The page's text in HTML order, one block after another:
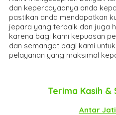
dan kepercayaanya anda
pastikan anda mendapatkan
jepara yang terbaik dan juga
karena bagi kami kepuasan
dan semangat bagi kami
pelayanan yang maksimal
Terima Kasih &
Antar